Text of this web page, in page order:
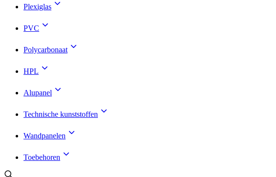
Plexiglas
PVC
Polycarbonaat
HPL
Alupanel
Technische kunststoffen
Wandpanelen
Toebehoren